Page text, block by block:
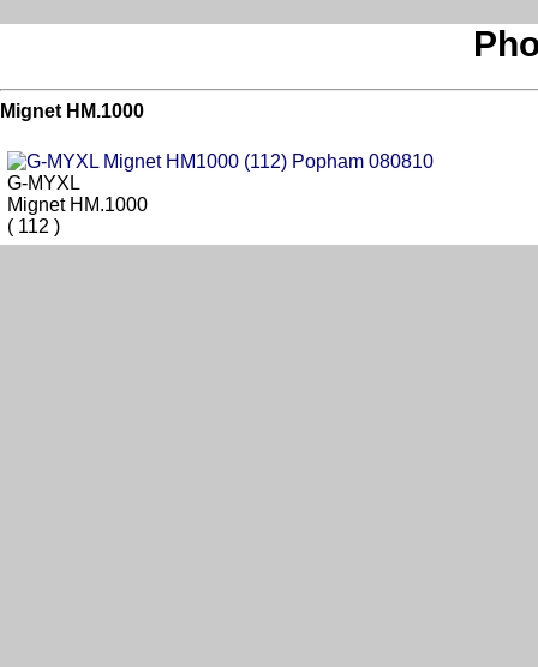
Mignet HM.1000
G-MYXL
Mignet HM.1000
( 112 )